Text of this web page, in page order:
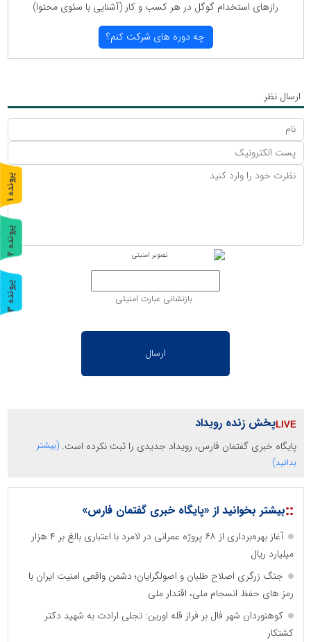
رازهای استخدام گوگل در هر كسب و كار (آشنایی با سئوی محتوا)
چه دوره های شركت كنم؟
ارسال نظر
بازنشانی عبارت امنیتی
پخش زنده رویداد
پایگاه خبری گفتمان فارس، رویداد جدیدی را ثبت نکرده است. (بیشتر
بدانید)
::بیشتر بخوانید از «پایگاه خبری گفتمان فارس»
آغاز بهره‌برداری از ۶۸ پروژه عمرانی در لامرد با اعتباری بالغ بر ۴ هزار
میلیارد ریال
جنگ زرگری اصلاح طلبان و اصولگرایان؛ دشمن واقعی امنیت ایران با
رمز های حفظ انسجام ملی، اقتدار ملی
کوهنوردان شهر فال بر فراز قله اورین: تجلی ارادت به شهید دکتر
کشتکار
پ
ر
و
ن
د
ه
1
پ
ر
و
ن
د
ه
2
پ
ر
و
ن
د
ه
3